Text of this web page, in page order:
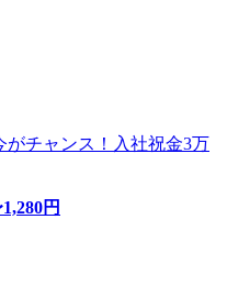
がチャンス！入社祝金3万
1,280円